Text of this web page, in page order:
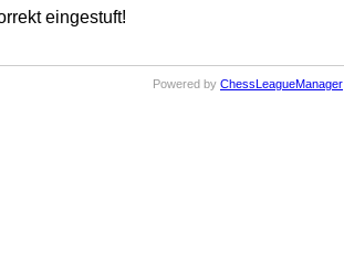
eingestuft!
Powered by ChessLeagueManager